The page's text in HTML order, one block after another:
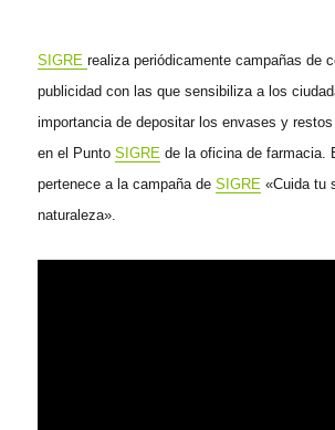
SIGRErealiza periódicamente campañas de
publicidad con las que sensibiliza a los
importancia de depositar los envases y
en el PuntoSIGRE de la oficina de farmacia.
pertenece a la campaña deSIGRE «Cuida tu
naturaleza».